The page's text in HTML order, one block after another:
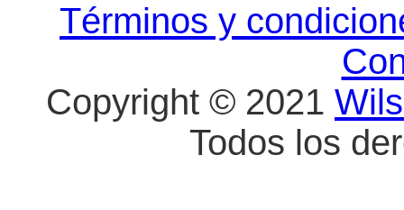
Términos y
Copyright © 2021
Todos los